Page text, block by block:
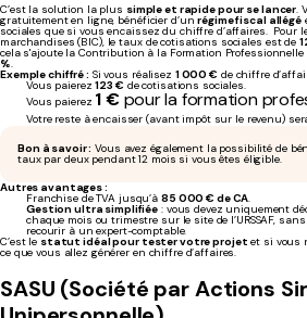
C’est la solution la plus simple et rapide pour se lancer.
gratuitement en ligne, bénéficier d’unrégime fiscal allégé
sociales que si vous encaissez du chiffre d’affaires. Pour
marchandises (BIC), le taux de cotisations sociales est de
cela s'ajoute la Contribution à la Formation Professionnelle
%.
Exemple chiffré : Si vous réalisez 1 000 € de chiffre
Vous paierez123 € de cotisations sociales.
Vous paierez 1 €pour la formation
Votre reste à encaisser (avant impôt sur le revenu)
Bon à savoir : Vous avez également la possibilité de
taux par deux pendant 12 mois si vous êtes éligible.
Autres avantages :
Franchise de TVA jusqu’à 85 000 € de CA.
Gestion ultra simplifiée : vous devez uniquement
chaque mois ou trimestre sur le site de l’URSSAF,
recourir à un expert-comptable.
C’est le statut idéal pour tester votre projet et si vous
ce que vous allez générer en chiffre d’affaires.
SASU (Société par Actions